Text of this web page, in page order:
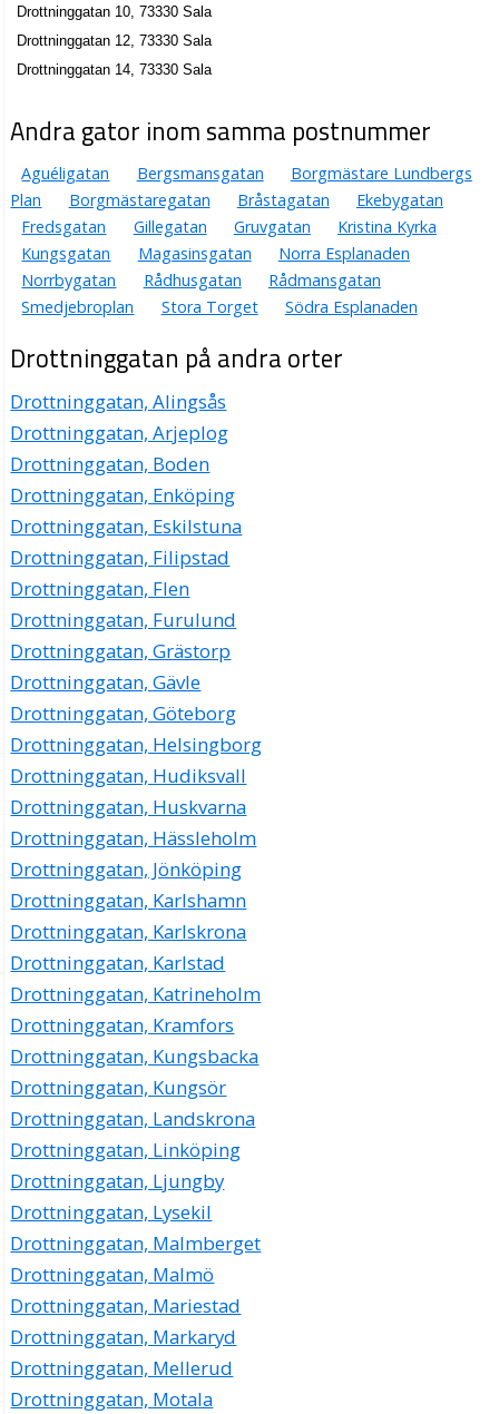
Drottninggatan 10, 73330 Sala
Drottninggatan 12, 73330 Sala
Drottninggatan 14, 73330 Sala
Andra gator inom samma postnummer
Aguéligatan Bergsmansgatan
Borgmästare Lundbergs
Plan
Borgmästaregatan Bråstagatan
Ekebygatan
Fredsgatan
Gillegatan Gruvgatan
Kristina Kyrka
Kungsgatan
Magasinsgatan
Norra Esplanaden
Norrbygatan
Rådhusgatan
Rådmansgatan
Smedjebroplan
Stora Torget Södra Esplanaden
Drottninggatan på andra orter
Drottninggatan, Alingsås
Drottninggatan, Arjeplog
Drottninggatan, Boden
Drottninggatan, Enköping
Drottninggatan, Eskilstuna
Drottninggatan, Filipstad
Drottninggatan, Flen
Drottninggatan, Furulund
Drottninggatan, Grästorp
Drottninggatan, Gävle
Drottninggatan, Göteborg
Drottninggatan, Helsingborg
Drottninggatan, Hudiksvall
Drottninggatan, Huskvarna
Drottninggatan, Hässleholm
Drottninggatan, Jönköping
Drottninggatan, Karlshamn
Drottninggatan, Karlskrona
Drottninggatan, Karlstad
Drottninggatan, Katrineholm
Drottninggatan, Kramfors
Drottninggatan, Kungsbacka
Drottninggatan, Kungsör
Drottninggatan, Landskrona
Drottninggatan, Linköping
Drottninggatan, Ljungby
Drottninggatan, Lysekil
Drottninggatan, Malmberget
Drottninggatan, Malmö
Drottninggatan, Mariestad
Drottninggatan, Markaryd
Drottninggatan, Mellerud
Drottninggatan, Motala